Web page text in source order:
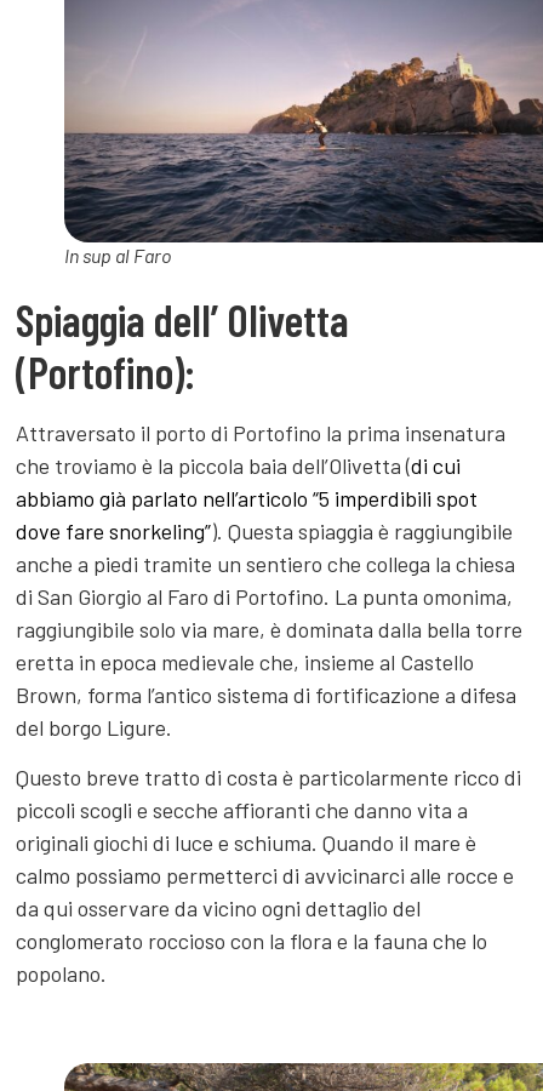
In sup al Faro
Spiaggia dell’ Olivetta
(Portofino):
Attraversato il porto di Portofino la prima insenatura
che troviamo è la piccola baia dell’Olivetta (di cui
abbiamo già parlato nell’articolo “5 imperdibili spot
dove fare snorkeling”). Questa spiaggia è raggiungibile
anche a piedi tramite un sentiero che collega la chiesa
di San Giorgio al Faro di Portofino. La punta omonima,
raggiungibile solo via mare, è dominata dalla bella torre
eretta in epoca medievale che, insieme al Castello
Brown, forma l’antico sistema di fortificazione a difesa
del borgo Ligure.
Questo breve tratto di costa è particolarmente ricco di
piccoli scogli e secche affioranti che danno vita a
originali giochi di luce e schiuma. Quando il mare è
calmo possiamo permetterci di avvicinarci alle rocce e
da qui osservare da vicino ogni dettaglio del
conglomerato roccioso con la flora e la fauna che lo
popolano.